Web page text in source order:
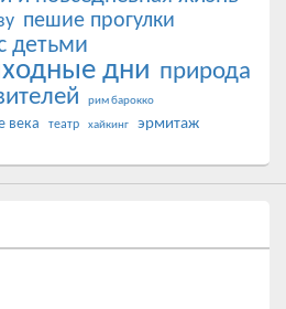
пешие прогулки
детьми
дни природа
рим барокко
века театр хайкинг эрмитаж